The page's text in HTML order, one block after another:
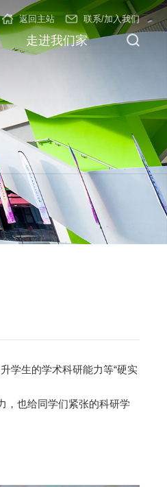
返回主站 联系/加入我们
走进我们家
学生的学术科研能力等“硬实
，也给同学们紧张的科研学